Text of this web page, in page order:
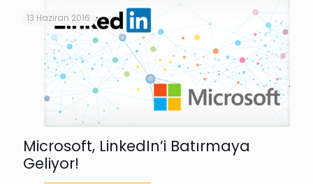
13 Haziran 2016
Microsoft, LinkedIn’i Batırmaya
Geliyor!